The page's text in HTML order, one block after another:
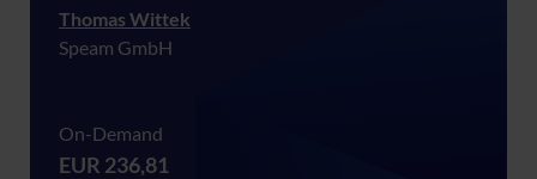
Thomas Wittek
Speam GmbH
On-Demand
EUR 236,81